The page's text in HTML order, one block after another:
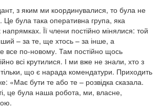
з яким ми координувалися, то була не
була така оперативна група, яка
Її члени постійно мінялися: той
– за те, ще хтось – за інше, а
все по-новому. Там постійно щось
всі крутилися. І ми вже не знали, хто з
що є нарада комендатури. Приходить
«Має бути те або те – розвідка сказала.
це була наша робота, ми, власне,